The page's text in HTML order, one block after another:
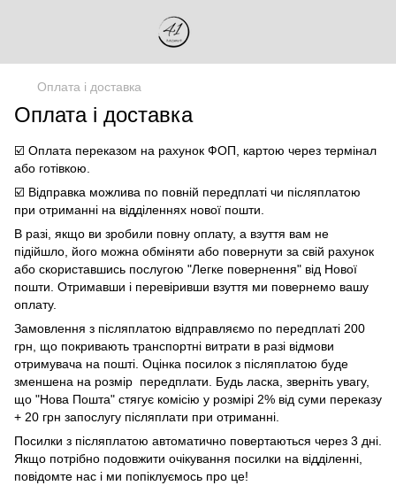
Оплата і доставка
Оплата і доставка
☑️ Оплата переказом на рахунок ФОП, картою через термінал
або готівкою.
☑️ Відправка можлива по повній передплаті чи післяплатою
при отриманні на відділеннях нової пошти.
В разі, якщо ви зробили повну оплату, а взуття вам не
підійшло, його можна обміняти або повернути за свій рахунок
або скориставшись послугою "Легке повернення" від Нової
пошти. Отримавши і перевіривши взуття ми повернемо вашу
оплату.
Замовлення з післяплатою відправляємо по передплаті 200
грн, що покривають транспортні витрати в разі відмови
отримувача на пошті. Оцінка посилок з післяплатою буде
зменшена на розмір передплати. Будь ласка, зверніть увагу,
що "Нова Пошта" стягує комісію у розмірі 2% від суми переказу
+ 20 грн запослугу післяплати при отриманні.
Посилки з післяплатою автоматично повертаються через 3 дні.
Якщо потрібно подовжити очікування посилки на відділенні,
повідомте нас і ми попіклуємось про це!